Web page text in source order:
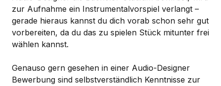
zur Aufnahme ein Instrumentalvorspiel verlangt –
gerade hieraus kannst du dich vorab schon sehr gut
vorbereiten, da du das zu spielen Stück mitunter frei
wählen kannst.
Genauso gern gesehen in einer Audio-Designer
Bewerbung sind selbstverständlich Kenntnisse zur